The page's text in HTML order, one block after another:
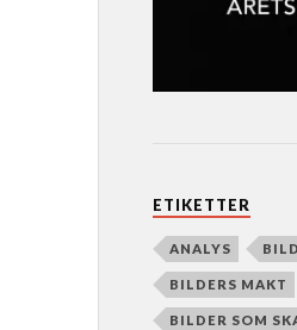
ETIKETTER
ANALYS
BILDERS MAKT
BILDER SOM